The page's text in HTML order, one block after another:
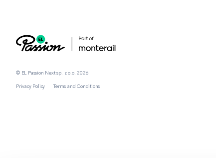
© EL Passion Next sp. z o.o. 2026
Privacy Policy Terms and Conditions